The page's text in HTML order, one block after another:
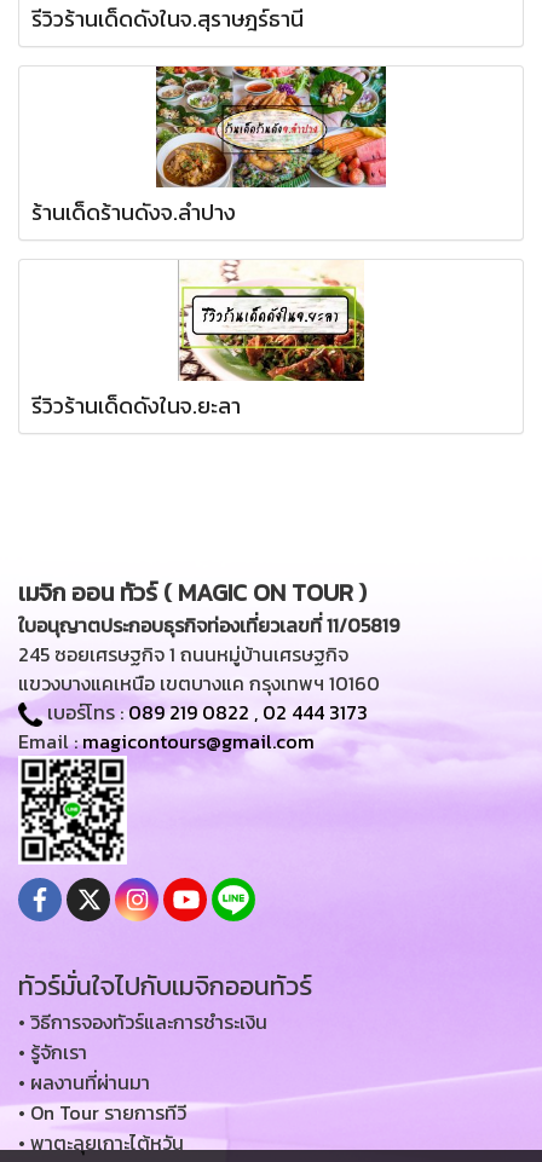
รีวิวร้านเด็ดดังในจ.สุราษฎร์ธานี
ร้านเด็ดร้านดังจ.ลำปาง
รีวิวร้านเด็ดดังในจ.ยะลา
เมจิก ออน ทัวร์ ( MAGIC ON TOUR )
ใบอนุญาตประกอบธุรกิจท่องเที่ยวเลขที่ 11/05819
245 ซอยเศรษฐกิจ 1 ถนนหมู่บ้านเศรษฐกิจ
แขวงบางแคเหนือ เขตบางแค กรุงเทพฯ 10160
เบอร์โทร :089 219 0822 , 02 444 3173
Email :magicontours@gmail.com
ทัวร์มั่นใจไปกับเมจิกออนทัวร์
• วิธีการจองทัวร์และการชำระเงิน
• รู้จักเรา
• ผลงานที่ผ่านมา
• On Tour รายการทีวี
• พาตะลุยเกาะไต้หวัน